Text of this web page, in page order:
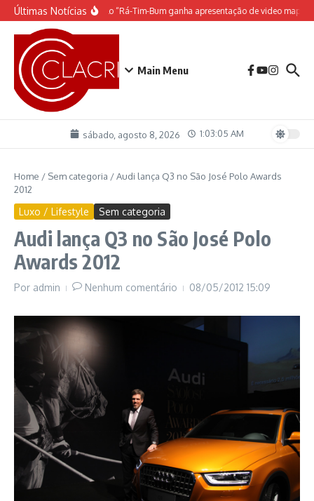
Ir para o conteúdo
Últimas Notícias
O espetáculo do Castelo “Rá-Tim-Bum ganha apresentação de video mapping
Main Menu
sábado, agosto 8, 2026 1:03:06 AM
Home / Sem categoria /Audi lança Q3 no São José Polo Awards
2012
Luxo / Lifestyle Sem categoria
Audi lança Q3 no São José Polo
Awards 2012
Por admin Nenhum comentário 08/05/2012 15:09